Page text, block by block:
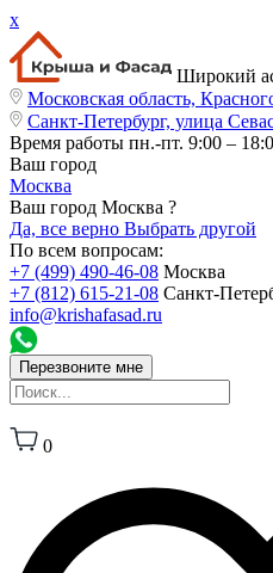
x
Широкий
Московская область,
Санкт-Петербург, улица
Время работы пн.-пт. 9:00 –
Ваш город
Москва
Ваш город Москва ?
Да, все верно Выбрать другой
По всем вопросам:
+7 (499) 490-46-08 Москва
+7 (812) 615-21-08 Санкт-
info@krishafasad.ru
Перезвоните мне
0